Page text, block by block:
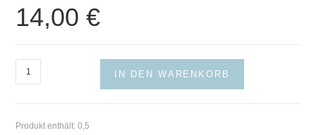
14,00€
Blockstreifen
Blau-
Menge
IN DEN WARENKORB
Produkt enthält: 0,5